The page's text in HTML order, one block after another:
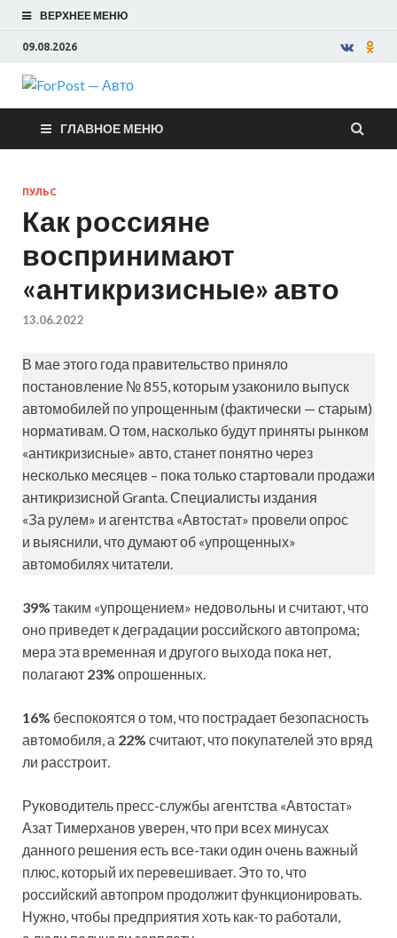
ВЕРХНЕЕ МЕНЮ
09.08.2026
ForPost —
Авто
ГЛАВНОЕ МЕНЮ
ПУЛЬС
Как россияне
воспринимают
«антикризисные» авто
13.06.2022
В мае этого года правительство приняло
постановление № 855, которым узаконило выпуск
автомобилей по упрощенным (фактически — старым)
нормативам. О том, насколько будут приняты рынком
«антикризисные» авто, станет понятно через
несколько месяцев – пока только стартовали продажи
антикризисной Granta. Специалисты издания
«За рулем» и агентства «Автостат» провели опрос
и выяснили, что думают об «упрощенных»
автомобилях читатели.
39% таким «упрощением» недовольны и считают, что
оно приведет к деградации российского автопрома;
мера эта временная и другого выхода пока нет,
полагают 23% опрошенных.
16% беспокоятся о том, что пострадает безопасность
автомобиля, а 22% считают, что покупателей это вряд
ли расстроит.
Руководитель пресс-службы агентства «Автостат»
Азат Тимерханов уверен, что при всех минусах
данного решения есть все-таки один очень важный
плюс, который их перевешивает. Это то, что
российский автопром продолжит функционировать.
Нужно, чтобы предприятия хоть как-то работали,